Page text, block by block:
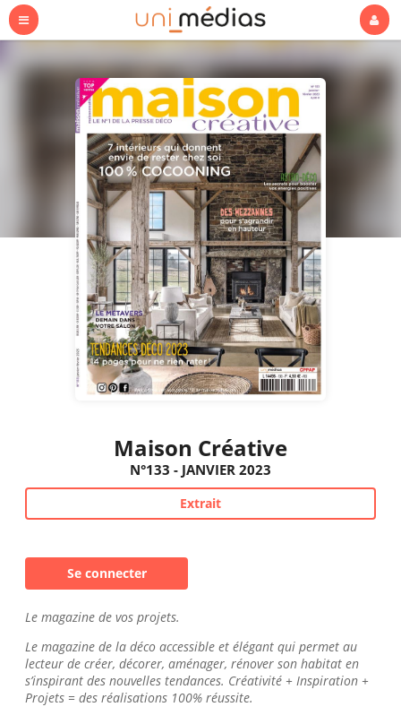
Maison Créative
N°133 - JANVIER 2023
Extrait
Se connecter
Le magazine de vos projets.
Le magazine de la déco accessible et élégant qui permet au
lecteur de créer, décorer, aménager, rénover son habitat en
s’inspirant des nouvelles tendances. Créativité + Inspiration +
Projets = des réalisations 100% réussite.